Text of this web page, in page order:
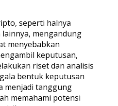
seperti halnya
mengandung
menyebabkan
keputusan,
riset dan analisis
bentuk keputusan
menjadi tanggung
memahami potensi